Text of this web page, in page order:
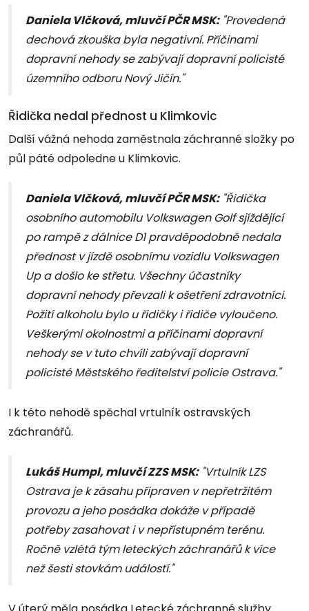
Daniela Vlčková, mluvčí PČR MSK:"Provedená
dechová zkouška byla negativní. Příčinami
dopravní nehody se zabývají dopravní policisté
územního odboru Nový Jičín."
Řidička nedal přednost u Klimkovic
Další vážná nehoda zaměstnala záchranné složky po
půl páté odpoledne u Klimkovic.
Daniela Vlčková, mluvčí PČR MSK:"Řidička
osobního automobilu Volkswagen Golf sjíždějící
po rampě z dálnice D1 pravděpodobně nedala
přednost v jízdě osobnímu vozidlu Volkswagen
Up a došlo ke střetu. Všechny účastníky
dopravní nehody převzali k ošetření zdravotníci.
Požití alkoholu bylo u řidičky i řidiče vyloučeno.
Veškerými okolnostmi a příčinami dopravní
nehody se v tuto chvíli zabývají dopravní
policisté Městského ředitelství policie Ostrava."
I k této nehodě spěchal vrtulník ostravských
záchranářů.
Lukáš Humpl, mluvčí ZZS MSK:"Vrtulník LZS
Ostrava je k zásahu připraven v nepřetržitém
provozu a jeho posádka dokáže v případě
potřeby zasahovat i v nepřístupném terénu.
Ročně vzlétá tým leteckých záchranářů k více
než šesti stovkám událostí."